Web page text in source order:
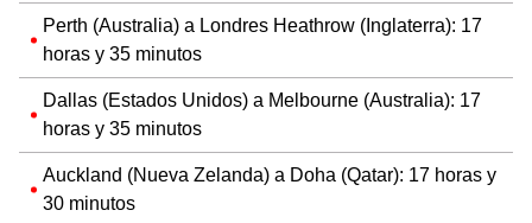
Perth (Australia) a Londres Heathrow (Inglaterra): 17
horas y 35 minutos
Dallas (Estados Unidos) a Melbourne (Australia): 17
horas y 35 minutos
Auckland (Nueva Zelanda) a Doha (Qatar): 17 horas y
30 minutos